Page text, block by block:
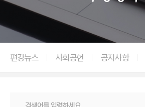
편강뉴스 사회공헌 공지사항